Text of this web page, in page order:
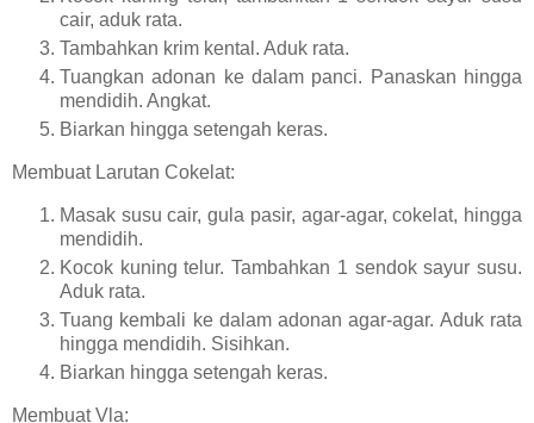
cair, aduk rata.
Tambahkan krim kental. Aduk rata.
Tuangkan adonan ke dalam panci. Panaskan hingga
mendidih. Angkat.
Biarkan hingga setengah keras.
Membuat Larutan Cokelat:
Masak susu cair, gula pasir, agar-agar, cokelat, hingga
mendidih.
Kocok kuning telur. Tambahkan 1 sendok sayur susu.
Aduk rata.
Tuang kembali ke dalam adonan agar-agar. Aduk rata
hingga mendidih. Sisihkan.
Biarkan hingga setengah keras.
Membuat Vla: